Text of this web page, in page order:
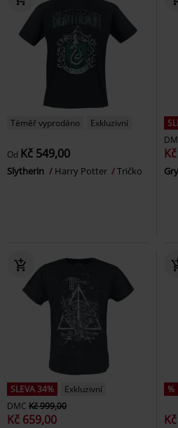
Téměř vyprodáno Exkluzivní
Od Kč 549,00
Slytherin Harry Potter Tričko
SLEVA 34%
Exkluzivní
DMC Kč 999,00
Kč 659,00
%